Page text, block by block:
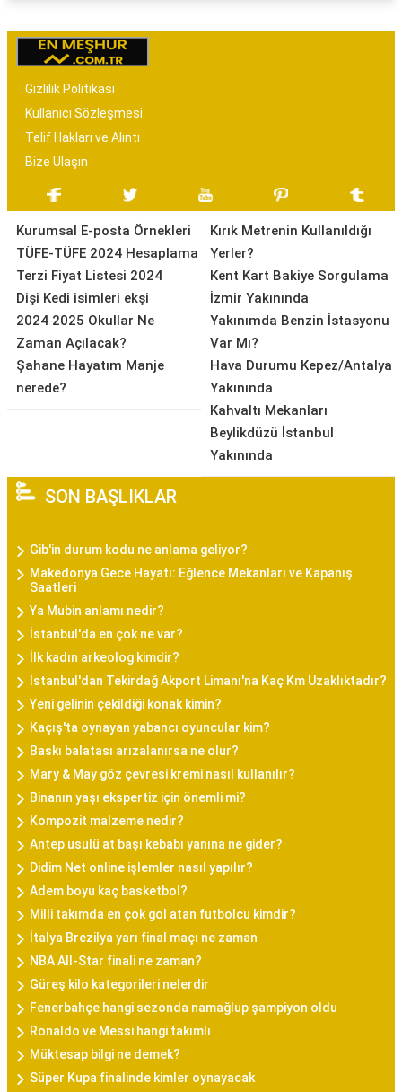
Gizlilik Politikası
Kullanıcı Sözleşmesi
Telif Hakları ve Alıntı
Bize Ulaşın
Kurumsal E-posta Örnekleri
TÜFE-TÜFE 2024 Hesaplama
Terzi Fiyat Listesi 2024
Dişi Kedi isimleri ekşi
2024 2025 Okullar Ne
Zaman Açılacak?
Şahane Hayatım Manje
nerede?
Kırık Metrenin Kullanıldığı
Yerler?
Kent Kart Bakiye Sorgulama
İzmir Yakınında
Yakınımda Benzin İstasyonu
Var Mı?
Hava Durumu Kepez/Antalya
Yakınında
Kahvaltı Mekanları
Beylikdüzü İstanbul
Yakınında
SON BAŞLIKLAR
Gib'in durum kodu ne anlama geliyor?
Makedonya Gece Hayatı: Eğlence Mekanları ve Kapanış
Saatleri
Ya Mubin anlamı nedir?
İstanbul'da en çok ne var?
İlk kadın arkeolog kimdir?
İstanbul'dan Tekirdağ Akport Limanı'na Kaç Km Uzaklıktadır?
Yeni gelinin çekildiği konak kimin?
Kaçış'ta oynayan yabancı oyuncular kim?
Baskı balatası arızalanırsa ne olur?
Mary & May göz çevresi kremi nasıl kullanılır?
Binanın yaşı ekspertiz için önemli mi?
Kompozit malzeme nedir?
Antep usulü at başı kebabı yanına ne gider?
Didim Net online işlemler nasıl yapılır?
Adem boyu kaç basketbol?
Milli takımda en çok gol atan futbolcu kimdir?
İtalya Brezilya yarı final maçı ne zaman
NBA All-Star finali ne zaman?
Güreş kilo kategorileri nelerdir
Fenerbahçe hangi sezonda namağlup şampiyon oldu
Ronaldo ve Messi hangi takımlı
Müktesap bilgi ne demek?
Süper Kupa finalinde kimler oynayacak